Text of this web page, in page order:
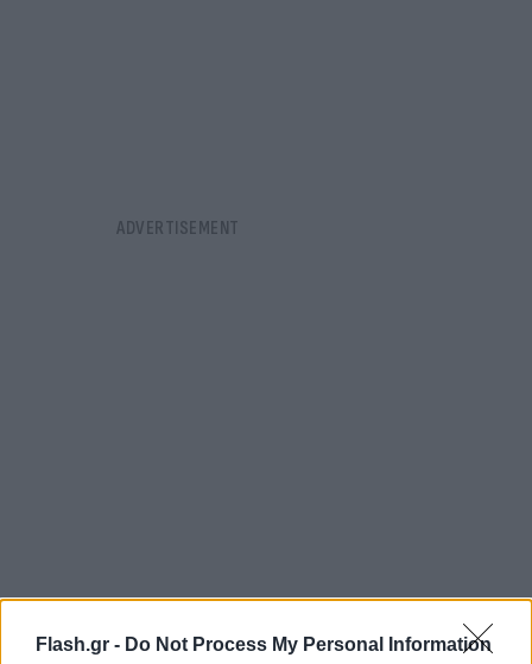
Flash.gr - Do Not Process My Personal Information
Με διάταξη 4-3-3, ο Μπρινιόλι είναι στην εστία, με